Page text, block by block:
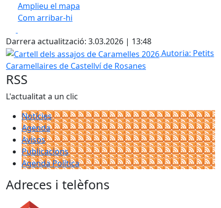
Amplieu el mapa
Com arribar-hi
+
−
Darrera actualització: 3.03.2026 | 13:48
Cartell dels assajos de Caramelles 2026
Autoria: Petits
Caramellaires de Castellví de Rosanes
RSS
L'actualitat a un clic
Notícies
Agenda
Avisos
Publicacions
Agenda Política
Adreces i telèfons